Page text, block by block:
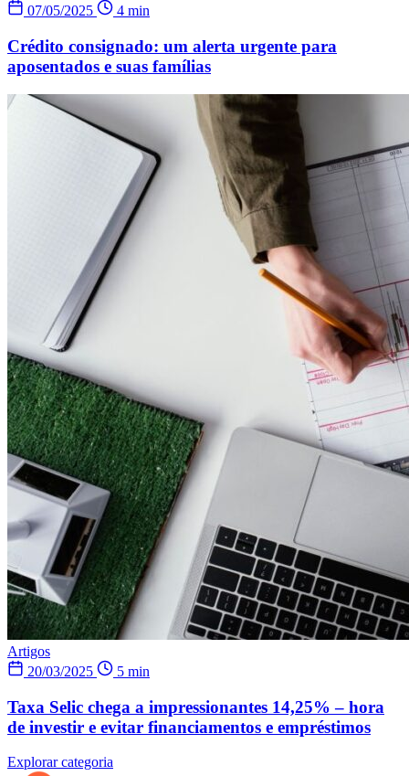
07/05/2025
4 min
Crédito consignado: um alerta urgente para
aposentados e suas famílias
Artigos
20/03/2025
5 min
Taxa Selic chega a impressionantes 14,25% – hora
de investir e evitar financiamentos e empréstimos
Explorar categoria